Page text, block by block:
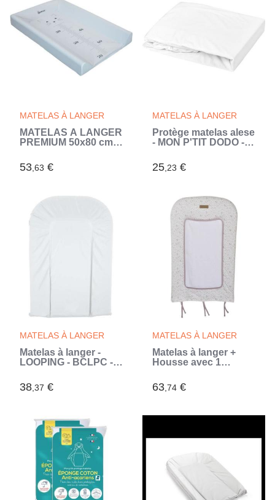
MATELAS À LANGER
MATELAS A LANGER
PREMIUM 50x80 cm
53,63 €
MATELAS À LANGER
Protège matelas alese
- MON P'TIT DODO -
pvc - Antimicrobien -
60x120 cm (Blanc)
25,23 €
MATELAS À LANGER
Matelas à langer -
LOOPING - BCLPC -
Blanc
38,37 €
MATELAS À LANGER
Matelas à langer +
Housse avec 1
- DOMIVA - LILAS
(Blanc)
63,74 €